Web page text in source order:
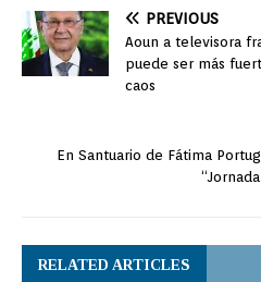
PREVIOUS
Aoun a televisora
puede ser más
caos
En Santuario de Fátima
RELATED ARTICLES